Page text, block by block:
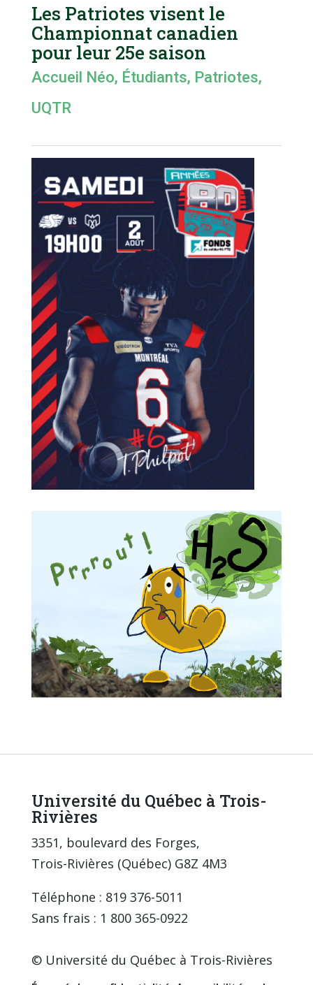
Les Patriotes visent le
Championnat canadien
pour leur 25e saison
Accueil Néo, Étudiants, Patriotes,
UQTR
Université du Québec à Trois-
Rivières
3351, boulevard des Forges,
Trois-Rivières (Québec) G8Z 4M3
Téléphone : 819 376-5011
Sans frais : 1 800 365-0922
© Université du Québec à Trois-Rivières